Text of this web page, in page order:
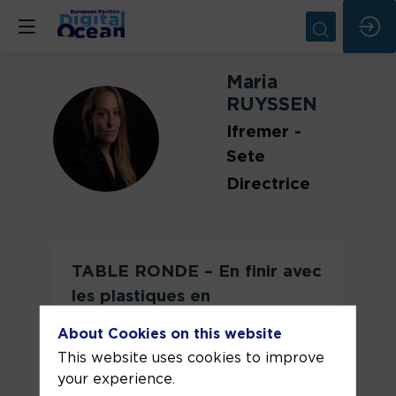
MR
Maria
RUYSSEN
Ifremer -
Sete
Directrice
TABLE RONDE – En finir avec
les plastiques en
TABLE RONDE
Animation:
About Cookies on this website
This website uses cookies to improve
your experience.